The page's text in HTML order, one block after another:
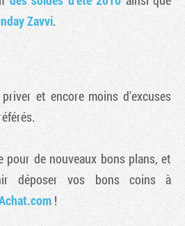
Zavvi.
et encore moins d'excuses
pour de nouveaux bons plans, et
déposer vos bons coins à
!